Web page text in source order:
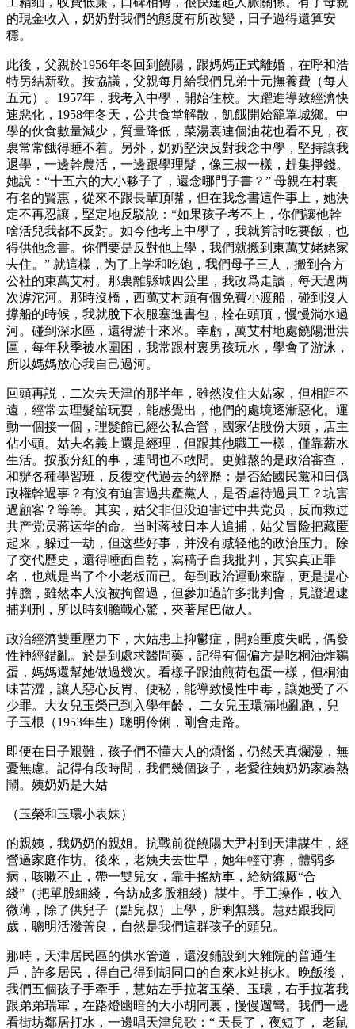
的現金收入，奶奶對我們的態度有所改變，日子過得還算安
穩。
此後，父親於1956年冬回到饒陽，跟媽媽正式離婚，在呼和浩
特另結新歡。按協議，父親每月給我們兄弟十元撫養費（每人
五元）。1957年，我考入中學，開始住校。大躍進導致經濟快
速惡化，1958年冬天，公共食堂解散，飢餓開始籠罩城鄉。中
學的伙食數量減少，質量降低，菜湯裏連個油花也看不見，夜
裏常常餓得睡不着。另外，奶奶堅決反對我念中學，堅持讓我
退學，一邊幹農活，一邊跟學理髮，像三叔一樣，趕集掙錢。
她說：“十五六的大小夥子了，還念哪門子書？” 母親在村裏
有名的賢惠，從來不跟長輩頂嘴，但在我念書這件事上，她決
定不再忍讓，堅定地反駁說：“如果孩子考不上，你們讓他幹
啥活兒我都不反對。如今他考上中學了，我就算討吃要飯，也
得供他念書。你們要是反對他上學，我們就搬到東萬艾姥姥家
去住。” 就這樣，为了上学和吃饱，我們母子三人，搬到合方
公社的東萬艾村。那裏離縣城四公里，我改爲走讀，每天過两
次滹沱河。那時沒橋，西萬艾村頭有個免費小渡船，碰到沒人
撐船的時候，我就脫下衣服塞進書包，栓在頭頂，慢慢淌水過
河。碰到深水區，還得游十來米。幸虧，萬艾村地處饒陽泄洪
區，每年秋季被水圍困，我常跟村裏男孩玩水，學會了游泳，
所以媽媽放心我自己過河。
回頭再説，二次去天津的那半年，雖然沒住大姑家，但相距不
遠，經常去理髮舘玩耍，能感覺出，他們的處境逐漸惡化。運
動一個接一個，理髮館已經公私合營，國家佔股份大頭，店主
佔小頭。姑夫名義上還是經理，但跟其他職工一樣，僅靠薪水
生活。按股分紅的事，連問也不敢問。更難熬的是政治審查，
和辦各種學習班，反復交代過去的經歷：是否給國民黨和日僞
政權幹過事？有沒有迫害過共產黨人，是否虐待過員工？坑害
過顧客？等等。其实，姑父非但没迫害过中共党员，反而救过
共产党员蒋运华的命。当时蒋被日本人追捕，姑父冒险把藏匿
起来，躲过一劫，但这些好事，并没有减轻他的政治压力。除
了交代歷史，還得唾面自乾，寫稿子自我批判，其实真正罪
名，也就是当了个小老板而已。每到政治運動來臨，更是提心
掉膽，雖然本人沒被拘留過，但參加過許多批判會，見證過逮
捕判刑，所以時刻膽戰心驚，夾著尾巴做人。
政治經濟雙重壓力下，大姑患上抑鬱症，開始重度失眠，偶發
性神經錯亂。於是到處求醫問藥，記得有個偏方是吃桐油炸鷄
蛋，媽媽還幫她做過幾次。看樣子跟油煎荷包蛋一樣，但桐油
味苦澀，讓人惡心反胃、便秘，能導致慢性中毒，讓她受了不
少罪。大女兒玉榮已到入學年齡， 二女兒玉環滿地亂跑，兒
子玉根（1953年生）聰明伶俐，剛會走路。
即便在日子艱難，孩子們不懂大人的煩惱，仍然天真爛漫，無
憂無慮。記得有段時間，我們幾個孩子，老愛往姨奶奶家凑熱
鬧。姨奶奶是大姑
（玉榮和玉環小表妹）
的親姨，我奶奶的親姐。抗戰前從饒陽大尹村到天津謀生，經
營過家庭作坊。後來，老姨夫去世早，她年輕守寡，體弱多
病，咳嗽不止，帶一雙兒女，靠手搖紡車，給紡織廠“合
綫”（把單股細綫，合紡成多股粗綫）謀生。手工操作，收入
微薄，除了供兒子（點兒叔）上學，所剩無幾。慧姑跟我同
歲，聰明活潑善良，自然是我們這群孩子的頭兒。
那時，天津居民區的供水管道，還沒鋪設到大雜院的普通住
戶，許多居民，得自己得到胡同口的自來水站挑水。晚飯後，
我們五個孩子手牽手，慧姑左手拉著玉榮、玉環，右手拉著我
跟弟弟瑞軍，在路燈幽暗的大小胡同裏，慢慢遛彎。我們一邊
看街坊鄰居打水，一邊唱天津兒歌：“ 天長了，夜短了， 老鼠